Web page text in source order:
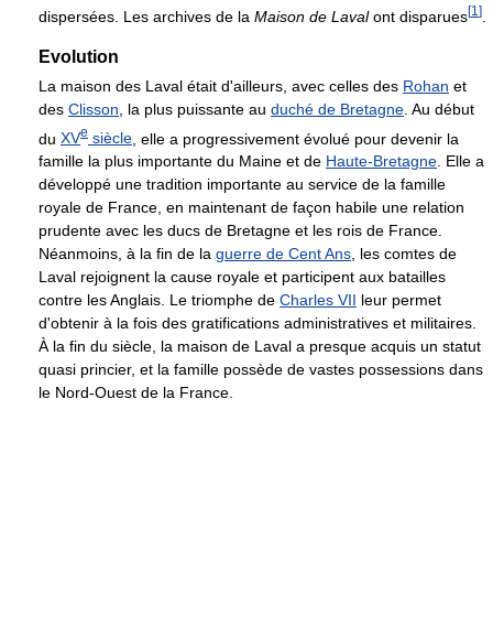
dispersées. Les archives de la Maison de Lavalont disparues[1 ]
Evolution
La maison des Laval était d'ailleurs, avec celles des Rohan et
des Clisson , la plus puissante au duché de Bretagne . Au début
du XVe siècle , elle a progressivement évolué pour devenir la
famille la plus importante du Maine et de Haute-Bretagne. Elle a
développé une tradition importante au service de la famille
royale de France, en maintenant de façon habile une relation
prudente avec les ducs de Bretagne et les rois de France.
Néanmoins, à la fin de la guerre de Cent Ans, les comtes de
Laval rejoignent la cause royale et participent aux batailles
contre les Anglais. Le triomphe de Charles VII leur permet
d'obtenir à la fois des gratifications administratives et militaires.
À la fin du siècle, la maison de Laval a presque acquis un statut
quasi princier, et la famille possède de vastes possessions dans
le Nord-Ouest de la France.